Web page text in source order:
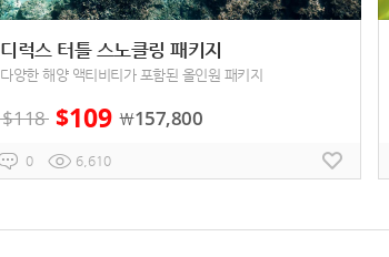
디럭스 터틀 스노클링 패키지
다양한 해양 액티비티가 포함된 올인원 패키지
$118 $109 ￦157,800
0 6,610